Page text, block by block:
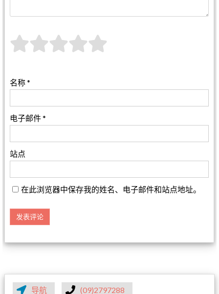
名称*
电子邮件*
站点
在此浏览器中保存我的姓名、电子邮件和站点地址。
导航 (09)2797288